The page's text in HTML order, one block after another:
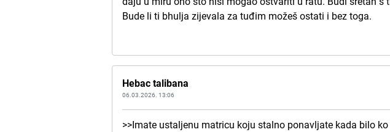
Bude li ti bhulja zijevala za tuđim možeš ostati i bez toga.
Hebac talibana
06.03.2026. 13:06
>>Imate ustaljenu matricu koju stalno ponavljate kada bilo